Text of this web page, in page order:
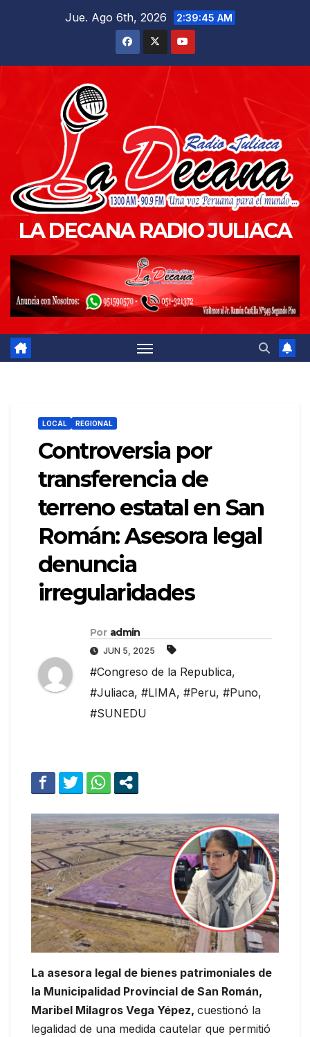
Jue. Ago 6th, 2026 2:39:46 AM
LA DECANA RADIO JULIACA
LOCAL REGIONAL
Controversia por
transferencia de
terreno estatal en San
Román: Asesora legal
denuncia
irregularidades
Por admin
JUN 5, 2025
#Congreso de la Republica,
#Juliaca, #LIMA, #Peru, #Puno,
#SUNEDU
La asesora legal de bienes patrimoniales de
la Municipalidad Provincial de San Román,
Maribel Milagros Vega Yépez, cuestionó la
legalidad de una medida cautelar que permitió